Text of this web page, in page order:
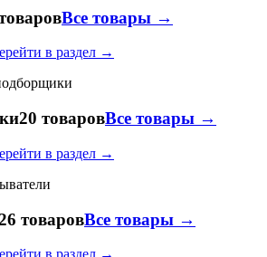
Все товары →
в раздел →
20 товаровВсе товары →
в раздел →
товаровВсе товары →